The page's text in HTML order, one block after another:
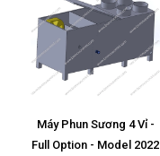
Máy Phun Sương 4 Vỉ -
Full Option - Model 2022